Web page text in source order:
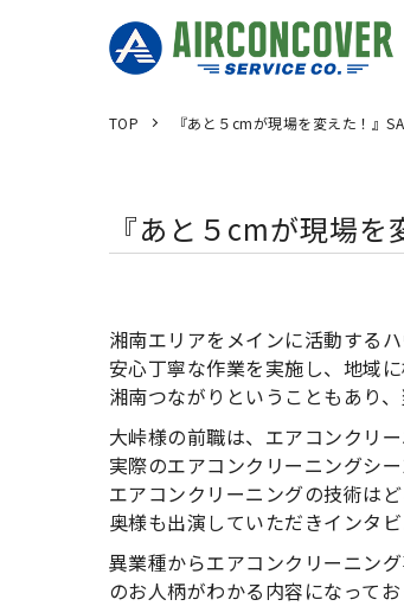
TOP 『あと５cmが現場を変えた！』
『あと５cmが現場
湘南エリアをメインに活動する
安心丁寧な作業を実施し、地域
湘南つながりということもあり
大峠様の前職は、エアコンクリ
実際のエアコンクリーニングシ
エアコンクリーニングの技術は
奥様も出演していただきインタ
異業種からエアコンクリーニン
のお人柄がわかる内容になってお